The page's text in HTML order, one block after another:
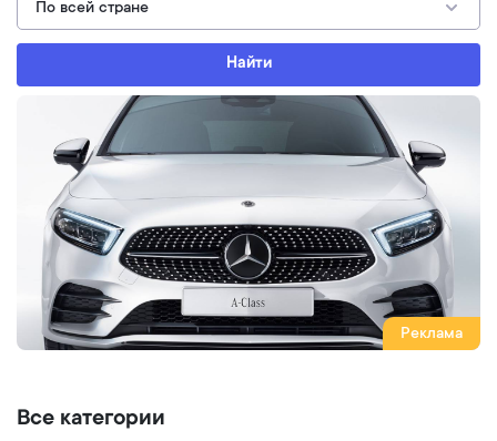
Найти
Реклама
Все категории